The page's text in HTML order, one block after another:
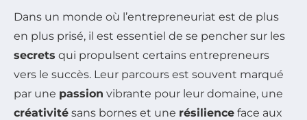
Dans un monde où l’entrepreneuriat est de plus
en plus prisé, il est essentiel de se pencher sur les
secrets qui propulsent certains entrepreneurs
vers le succès. Leur parcours est souvent marqué
par une passion vibrante pour leur domaine, une
créativité sans bornes et une résilience face aux